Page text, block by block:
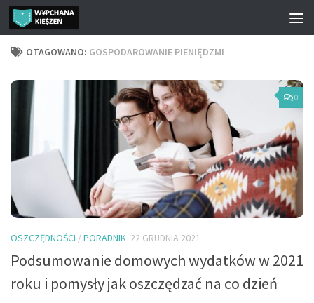
Przejdź do treści
OTAGOWANO: GOSPODAROWANIE PIENIĘDZMI
0
OSZCZĘDNOŚCI /PORADNIK 22 GRUDNIA 2021
Podsumowanie domowych wydatków w 2021
roku i pomysły jak oszczędzać na co dzień